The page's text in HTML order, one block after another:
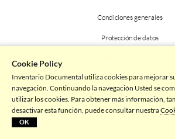
Condiciones generales
Protección de datos
Powered by picturemaxx
Cookie Policy
Inventario Documental utiliza cookies para mejorar
navegación. Continuando la navegación Usted se
utilizar los cookies. Para obtener más información,
desactivar esta función, puede consultar nuestra
OK